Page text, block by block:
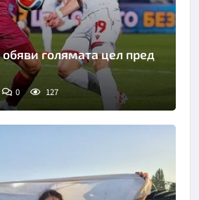
голямата цел пред
0 127